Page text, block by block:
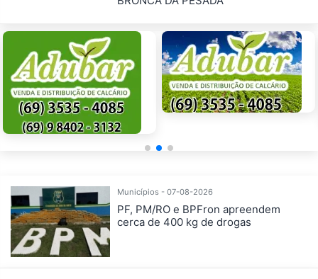
Municípios - 07-08-2026
PF, PM/RO e BPFron apreendem
cerca de 400 kg de drogas